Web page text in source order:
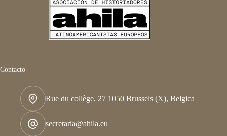
Contacto
Rue du collège, 27 1050 Brussels (X), Belgica
secretaria@ahila.eu